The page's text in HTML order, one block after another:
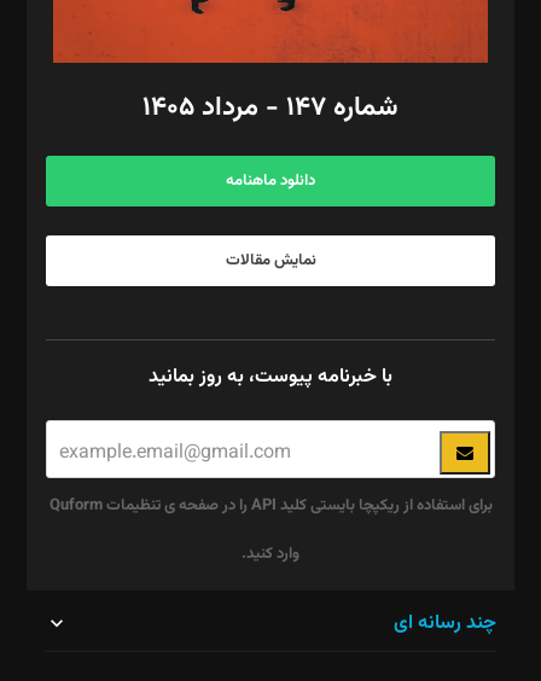
مد‌یر توسعه تجاری: کامبیز برید‌
امور مالی: شاپور رهبری، محمد‌ کاظمی‌نیا
آگهی و مشترکین: ۰۹۱۹۹۹۹۰۴۵۴
شماره ۱۴۷ - مرداد ۱۴۰۵
دانلود ماهنامه
نمایش مقالات
با خبرنامه پیوست، به روز بمانید
برای استفاده از ریکپچا بایستی کلید API را در صفحه ی تنظیمات Quform
وارد کنید.
چند رسانه ای